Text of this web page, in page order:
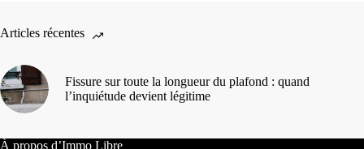
Articles récentes
Fissure sur toute la longueur du plafond : quand
l’inquiétude devient légitime
À propos d’Immo Libre